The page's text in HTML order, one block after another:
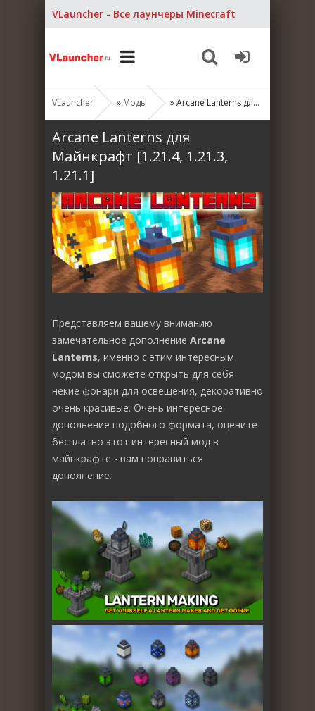
VLauncher - Все лаунчеры Minecraft
VLauncher » Моды » Arcane Lanterns для Майнкрафт [1.21.4, 1.21.3, 1.21.1]
Arcane Lanterns для
Майнкрафт [1.21.4, 1.21.3,
1.21.1]
Представляем вашему вниманию
замечательное дополнение Arcane
Lanterns, именно с этим интересным
модом вы сможете открыть для себя
некие фонари для освещения, декоративно
очень красивые. Очень интересное
дополнение подобного формата, оцените
бесплатно этот интересный мод в
майнкрафте - вам понравиться
дополнение.